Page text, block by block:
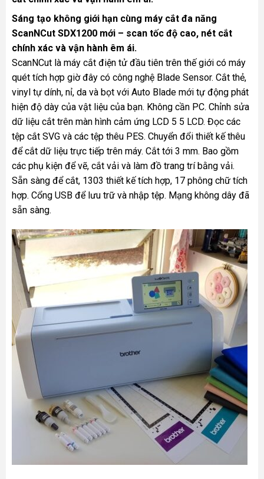
Sáng tạo không giới hạn cùng máy cắt đa năng
ScanNCut SDX1200 mới – scan tốc độ cao, nét cắt
chính xác và vận hành êm ái.
ScanNCut là máy cắt điện tử đầu tiên trên thế giới có máy
quét tích hợp giờ đây có công nghệ Blade Sensor. Cắt thẻ,
vinyl tự dính, nỉ, da và bọt với Auto Blade mới tự động phát
hiện độ dày của vật liệu của bạn. Không cần PC. Chỉnh sửa
dữ liệu cắt trên màn hình cảm ứng LCD 5 5 LCD. Đọc các
tệp cắt SVG và các tệp thêu PES. Chuyển đổi thiết kế thêu
để cắt dữ liệu trực tiếp trên máy. Cắt tới 3 mm. Bao gồm
các phụ kiện để vẽ, cắt vải và làm đồ trang trí bằng vải.
Sẵn sàng để cắt, 1303 thiết kế tích hợp, 17 phông chữ tích
hợp. Cổng USB để lưu trữ và nhập tệp. Mạng không dây đã
sẵn sàng.